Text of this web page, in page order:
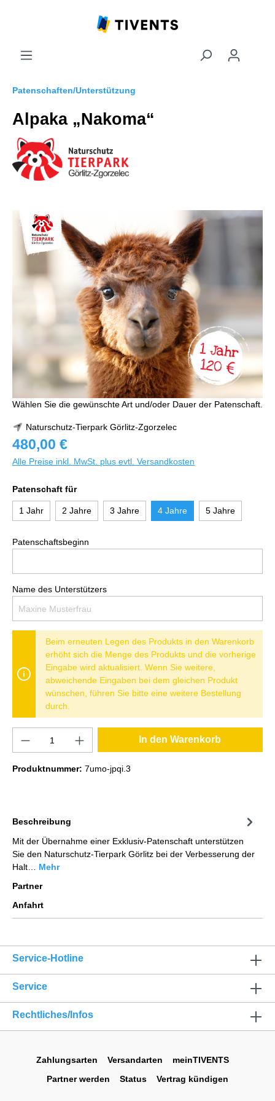
Patenschaften/Unterstützung
Alpaka „Nakoma“
Wählen Sie die gewünschte Art und/oder Dauer der Patenschaft.
Naturschutz-Tierpark Görlitz-Zgorzelec
480,00 €
Alle Preise inkl. MwSt. plus evtl. Versandkosten
Patenschaft für
1 Jahr 2 Jahre 3 Jahre 4 Jahre 5 Jahre
Patenschaftsbeginn
Name des Unterstützers
Beim erneuten Legen des Produkts in den Warenkorb
erhöht sich die Menge des Produkts und die vorherige
Eingabe wird aktualisiert. Wenn Sie weitere,
abweichende Eingaben bei dem gleichen Produkt
wünschen, führen Sie bitte eine weitere Bestellung
durch.
In den Warenkorb
Produktnummer: 7umo-jpqi.3
Beschreibung
Mit der Übernahme einer Exklusiv-Patenschaft unterstützen
Sie den Naturschutz-Tierpark Görlitz bei der Verbesserung der
Halt… Mehr
Partner
Anfahrt
Service-Hotline
Service
Rechtliches/Infos
Zahlungsarten Versandarten
meinTIVENTS
Partner werden
Status Vertrag kündigen